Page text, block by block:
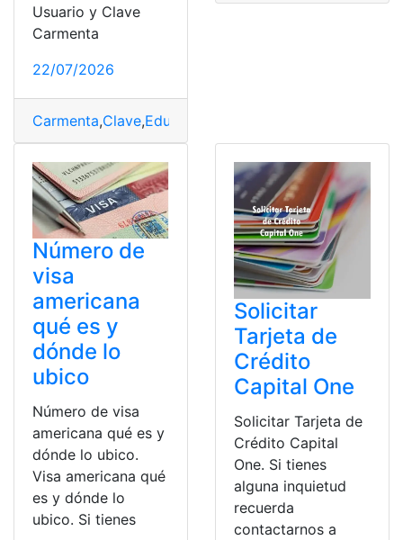
Usuario y Clave
Carmenta
22/07/2026
Carmenta,Clave,EducarEcuador
Número de
visa
americana
qué es y
dónde lo
ubico
Número de visa
americana qué es y
dónde lo ubico.
Visa americana qué
es y dónde lo
ubico. Si tienes
Solicitar
Tarjeta de
Crédito
Capital One
Solicitar Tarjeta de
Crédito Capital
One. Si tienes
alguna inquietud
recuerda
contactarnos a